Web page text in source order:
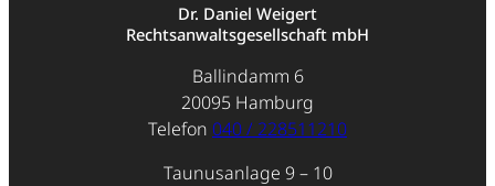
Dr. Daniel Weigert
Rechtsanwaltsgesellschaft mbH
Ballindamm 6
20095 Hamburg
Telefon 040 / 228511210
Taunusanlage 9 – 10